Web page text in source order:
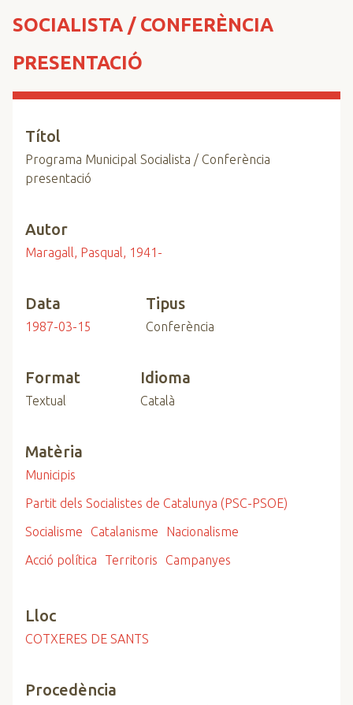
SOCIALISTA / CONFERÈNCIA
PRESENTACIÓ
Títol
Programa Municipal Socialista / Conferència
presentació
Autor
Maragall, Pasqual, 1941-
Data
1987-03-15
Tipus
Conferència
Format
Textual
Idioma
Català
Matèria
Municipis
Partit dels Socialistes de Catalunya (PSC-PSOE)
Socialisme
Catalanisme
Nacionalisme
Acció política
Territoris Campanyes
Lloc
COTXERES DE SANTS
Procedència